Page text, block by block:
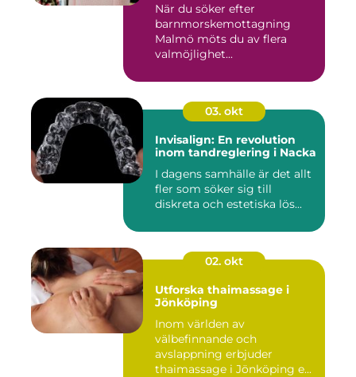
När du söker efter
barnmorskemottagning
Malmö möts du av flera
valmöjlighet...
03. okt
Invisalign: En revolution
inom tandreglering i Nacka
I dagens samhälle är det allt
fler som söker sig till
diskreta och estetiska lös...
02. okt
Utforska thaimassage i
Jönköping
Inom världen av
välbefinnande och
avslappning erbjuder
thaimassage i Jönköping e...